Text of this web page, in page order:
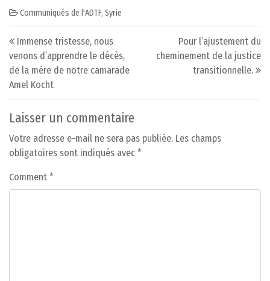
Communiqués de l'ADTF, Syrie
Post navigation
Immense tristesse, nous
venons d’apprendre le décès,
de la mère de notre camarade
Amel Kocht
Pour l’ajustement du
cheminement de la justice
transitionnelle.
Laisser un commentaire
Votre adresse e-mail ne sera pas publiée. Les champs
obligatoires sont indiqués avec *
Comment *